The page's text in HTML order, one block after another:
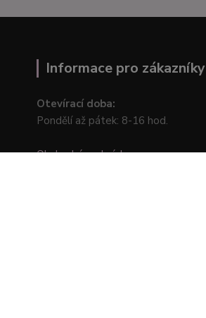
Informace pro zákazníky
Otevírací doba:
Pondělí až pátek: 8-16 hod.
Obchodní podmínky